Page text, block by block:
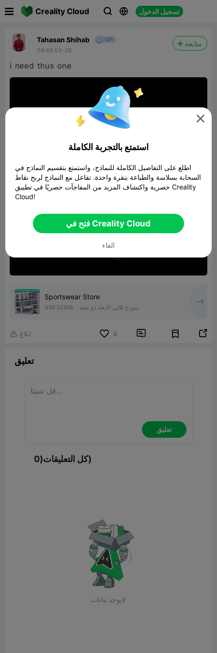
Creality Cloud   تسجيل الدخول
Tahasan Shihab
09:49 03-26
متابعة
i need thus one
Sportswear Store
496.50MB نموذج ثلاثي الأبعاد ذو صلة
 ابلاغ 4  
تعليق
تعليق
كل التعليقات(0)
لايوجد بيانات

استمتع بالتجربة الكاملة
اطلع على التفاصيل الكاملة للنماذج، واستمتع بتقسيم النماذج في
السحابة بسلاسة والطباعة بنقرة واحدة. تفاعل مع النماذج لربح نقاط
حصرية واكتشاف المزيد من المفاجآت حصريًا في تطبيق Creality
Cloud!
فتح في Creality Cloud
الغاء